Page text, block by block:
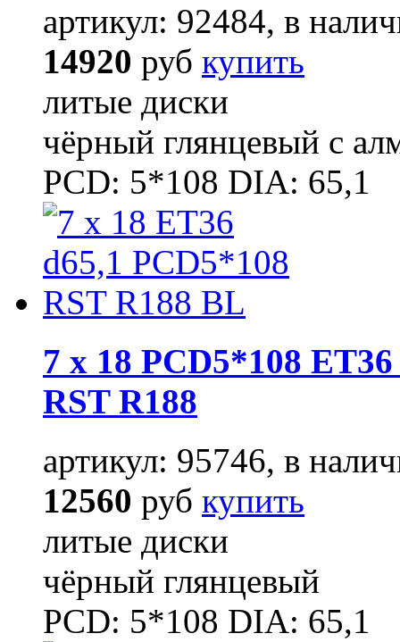
артикул: 92484, в
14920 руб купить
литые диски
чёрный глянцевый с
PCD: 5*108 DIA: 65,1
7 x 18 PCD5*108
RST R188
артикул: 95746, в
12560 руб купить
литые диски
чёрный глянцевый
PCD: 5*108 DIA: 65,1